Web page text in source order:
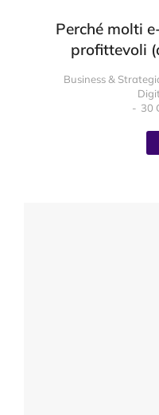
Perché molti
profittevoli
Business &
30